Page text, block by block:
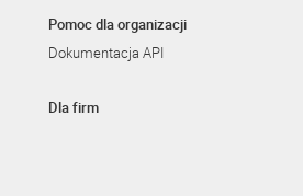
Pomoc dla organizacji
Dokumentacja API
Dla firm